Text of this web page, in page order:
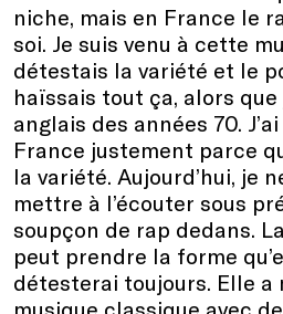
niche, mais en France le
soi. Je suis venu à cette
détestais la variété et le
haïssais tout ça, alors
anglais des années 70.
France justement parce
la variété. Aujourd’hui, je
mettre à l’écouter sous
soupçon de rap dedans.
peut prendre la forme
détesterai toujours. Elle a
musique classique avec